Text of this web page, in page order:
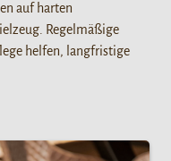
auf harten
Regelmäßige
helfen, langfristige